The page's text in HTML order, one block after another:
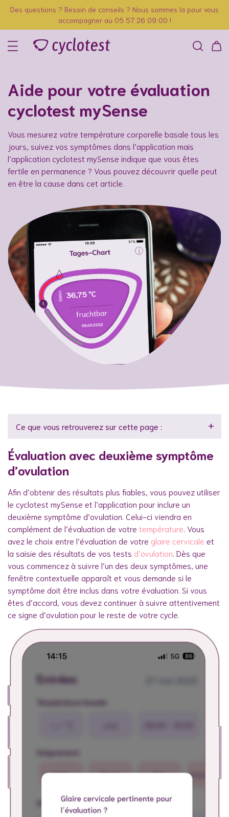
Des questions ? Besoin de conseils ? Nous sommes la pour vous
accompagner au 05 57 26 09 00 !
Aide pour votre évaluation
cyclotest mySense
Vous mesurez votre température corporelle basale tous les
jours, suivez vos symptômes dans l’application mais
l’application cyclotest mySense indique que vous êtes
fertile en permanence ? Vous pouvez découvrir quelle peut
en être la cause dans cet article.
Ce que vous retrouverez sur cette page :
Évaluation avec deuxième symptôme
d’ovulation
Afin d’obtenir des résultats plus fiables, vous pouvez utiliser
le cyclotest mySense et l’application pour inclure un
deuxième symptôme d’ovulation. Celui-ci viendra en
complément de l’évaluation de votre température . Vous
avez le choix entre l’évaluation de votre glaire cervicale et
la saisie des résultats de vos tests d’ovulation . Dès que
vous commencez à suivre l’un des deux symptômes, une
fenêtre contextuelle apparaît et vous demande si le
symptôme doit être inclus dans votre évaluation. Si vous
êtes d’accord, vous devez continuer à suivre attentivement
ce signe d’ovulation pour le reste de votre cycle.